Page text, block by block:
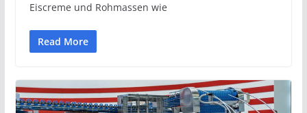
Eiscreme und Rohmassen wie
Read More